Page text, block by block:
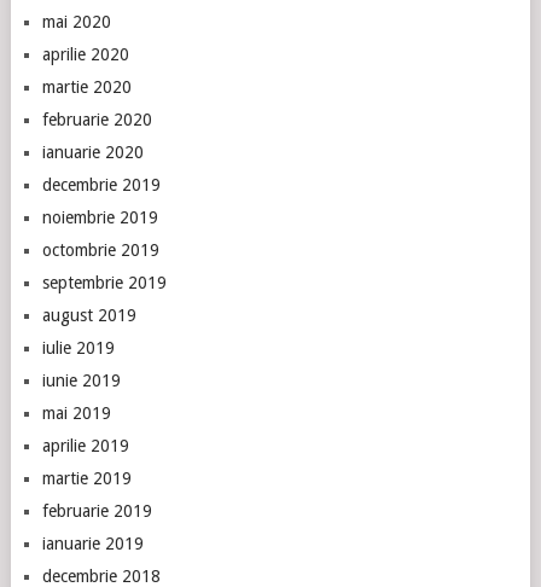
mai 2020
aprilie 2020
martie 2020
februarie 2020
ianuarie 2020
decembrie 2019
noiembrie 2019
octombrie 2019
septembrie 2019
august 2019
iulie 2019
iunie 2019
mai 2019
aprilie 2019
martie 2019
februarie 2019
ianuarie 2019
decembrie 2018